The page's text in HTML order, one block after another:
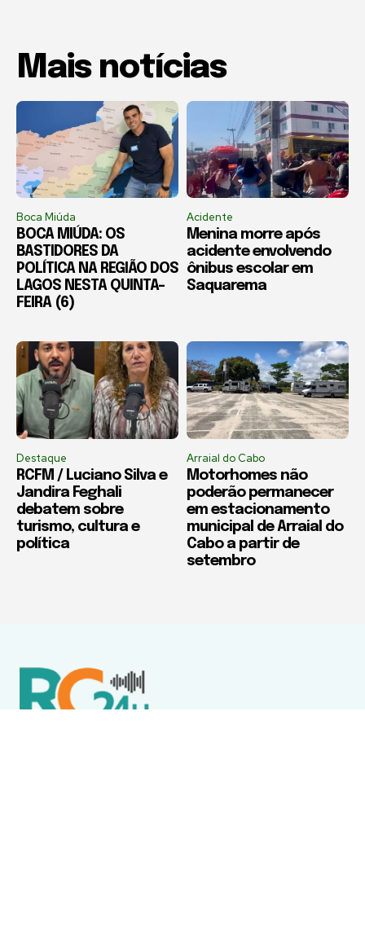
Mais notícias
Boca Miúda
BOCA MIÚDA: OS
BASTIDORES DA
POLÍTICA NA REGIÃO DOS
LAGOS NESTA QUINTA-
FEIRA (6)
Acidente
Menina morre após
acidente envolvendo
ônibus escolar em
Saquarema
Destaque
RCFM / Luciano Silva e
Jandira Feghali
debatem sobre
turismo, cultura e
política
Arraial do Cabo
Motorhomes não
poderão permanecer
em estacionamento
municipal de Arraial do
Cabo a partir de
setembro